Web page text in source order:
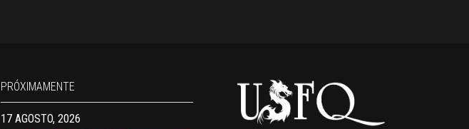
PRÓXIMAMENTE
17 AGOSTO, 2026
Gerencia de empresas familiares
17 AGOSTO, 2026